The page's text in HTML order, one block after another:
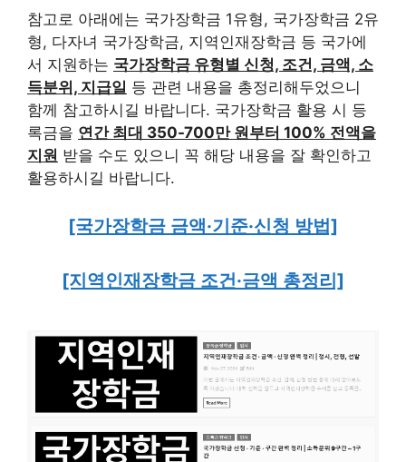
참고로 아래에는 국가장학금 1유형, 국가장학금 2유
형, 다자녀 국가장학금, 지역인재장학금 등 국가에
서 지원하는 국가장학금 유형별 신청, 조건, 금액, 소
득분위, 지급일 등 관련 내용을 총정리해두었으니
함께 참고하시길 바랍니다. 국가장학금 활용 시 등
록금을 연간 최대 350-700만 원부터 100% 전액을
지원 받을 수도 있으니 꼭 해당 내용을 잘 확인하고
활용하시길 바랍니다.
[국가장학금 금액·기준·신청 방법]
[지역인재장학금 조건·금액 총정리]